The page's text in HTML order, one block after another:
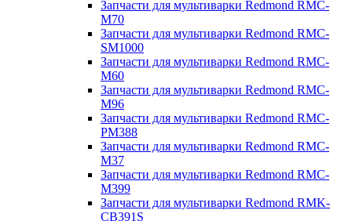
Запчасти для мультиварки Redmond RMC-
M70
Запчасти для мультиварки Redmond RMC-
SM1000
Запчасти для мультиварки Redmond RMC-
M60
Запчасти для мультиварки Redmond RMC-
M96
Запчасти для мультиварки Redmond RMC-
PM388
Запчасти для мультиварки Redmond RMC-
M37
Запчасти для мультиварки Redmond RMC-
M399
Запчасти для мультиварки Redmond RMK-
CB391S